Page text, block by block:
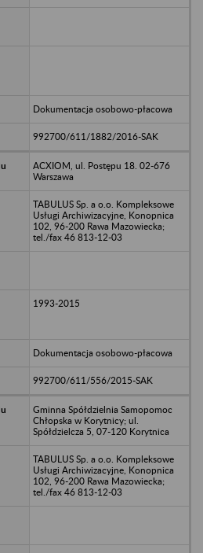
Dokumentacja osobowo-płacowa
992700/611/1882/2016-SAK
ACXIOM, ul. Postępu 18. 02-676
Warszawa
TABULUS Sp. a o.o. Kompleksowe
Usługi Archiwizacyjne, Konopnica
102, 96-200 Rawa Mazowiecka;
tel./fax 46 813-12-03
1993-2015
Dokumentacja osobowo-płacowa
992700/611/556/2015-SAK
Gminna Spółdzielnia Samopomoc
Chłopska w Korytnicy; ul.
Spółdzielcza 5, 07-120 Korytnica
TABULUS Sp. a o.o. Kompleksowe
Usługi Archiwizacyjne, Konopnica
102, 96-200 Rawa Mazowiecka;
tel./fax 46 813-12-03